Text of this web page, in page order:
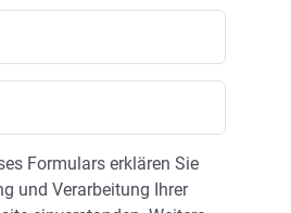
Formulars erklären Sie
und Verarbeitung Ihrer